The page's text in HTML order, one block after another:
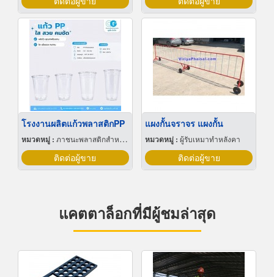
โรงงานผลิตแก้วพลาสติกPP
หมวดหมู่ : ภาชนะพลาสติกสำหรับบรรจุ
ติดต่อผู้ขาย
แผงกั้นจราจร แผงกั้น
หมวดหมู่ : ผู้รับเหมาทำหลังคา
ติดต่อผู้ขาย
แคตตาล็อกที่มีผู้ชมล่าสุด